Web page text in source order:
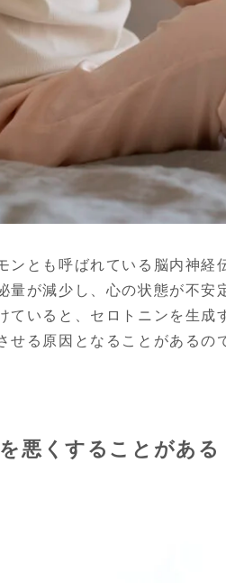
ンとも呼ばれている脳内神
量が減少し、心の状態が不
ていると、セロトニンを生
せる原因となることがあるの
悪くすることがある